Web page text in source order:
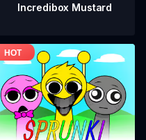
Incredibox Mustard